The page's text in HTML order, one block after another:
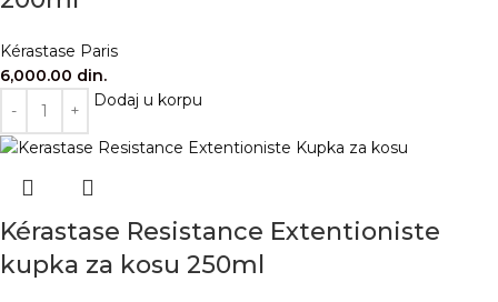
Kérastase Paris
6,000.00 din.
Dodaj u korpu
Kérastase Resistance Extentioniste
kupka za kosu 250ml